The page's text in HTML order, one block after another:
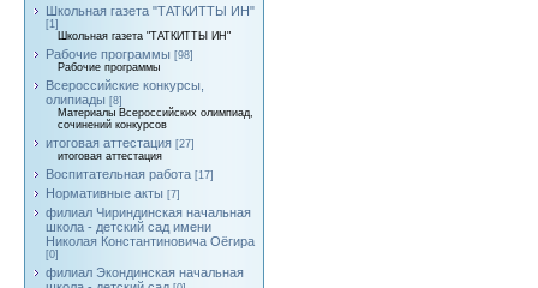
Школьная газета "ТАТКИТТЫ ИН"
[1]
Школьная газета "ТАТКИТТЫ ИН"
Рабочие программы [98]
Рабочие программы
Всероссийские конкурсы,
олипиады [8]
Материалы Всероссийских олимпиад,
сочинений конкурсов
итоговая аттестация [27]
итоговая аттестация
Воспитательная работа [17]
Нормативные акты [7]
филиал Чириндинская начальная
школа - детский сад имени
Николая Константиновича Оёгира
[0]
филиал Экондинская начальная